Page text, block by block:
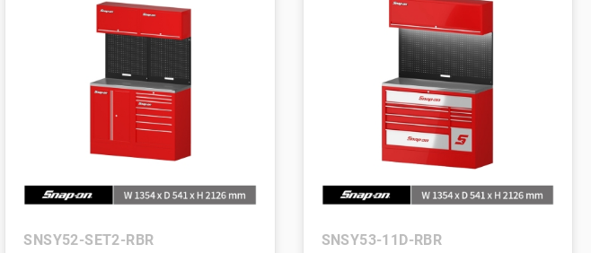
SNSY52-SET2-RBR SNSY53-11D-RBR